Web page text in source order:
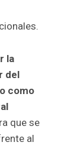
la
del
como
que se
al